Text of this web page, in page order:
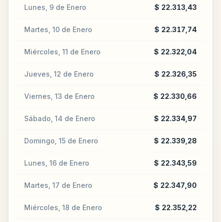
Lunes, 9 de Enero $ 22.313,43
Martes, 10 de Enero $ 22.317,74
Miércoles, 11 de Enero $ 22.322,04
Jueves, 12 de Enero $ 22.326,35
Viernes, 13 de Enero $ 22.330,66
Sábado, 14 de Enero $ 22.334,97
Domingo, 15 de Enero $ 22.339,28
Lunes, 16 de Enero $ 22.343,59
Martes, 17 de Enero $ 22.347,90
Miércoles, 18 de Enero $ 22.352,22